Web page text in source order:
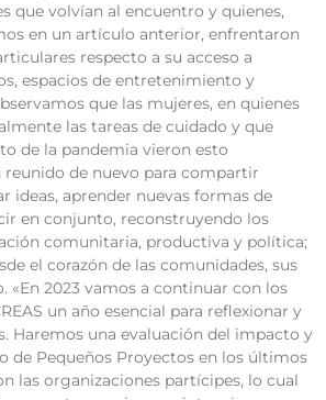
que volvían al encuentro y quienes,
en un artículo anterior, enfrentaron
respecto a su acceso a
espacios de entretenimiento y
que las mujeres, en quienes
las tareas de cuidado y que
de la pandemia vieron esto
reunido de nuevo para compartir
ideas, aprender nuevas formas de
en conjunto, reconstruyendo los
comunitaria, productiva y política;
el corazón de las comunidades, sus
«En 2023 vamos a continuar con los
un año esencial para reflexionar y
Haremos una evaluación del impacto y
de Pequeños Proyectos en los últimos
las organizaciones partícipes, lo cual